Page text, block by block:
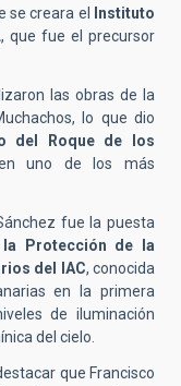
se creara el
Instituto
, que fue el precursor
las obras de la
lo que dio
del Roque de los
uno de los más
fue la puesta
la Protección de la
del IAC, conocida
en la primera
de iluminación
del cielo.
que Francisco